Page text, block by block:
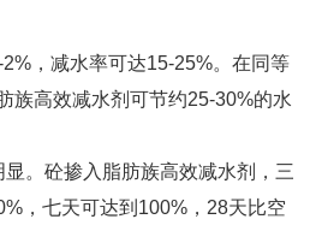
，减水率可达15-25%。在同等
族高效减水剂可节约25-30%的水
。砼掺入脂肪族高效减水剂，三
，七天可达到100%，28天比空